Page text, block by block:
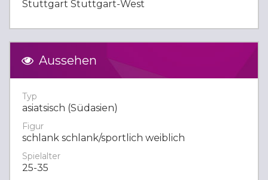
Stuttgart Stuttgart-West
Aussehen
Typ
asiatsisch (Südasien)
Figur
schlank schlank/sportlich weiblich
Spielalter
25-35